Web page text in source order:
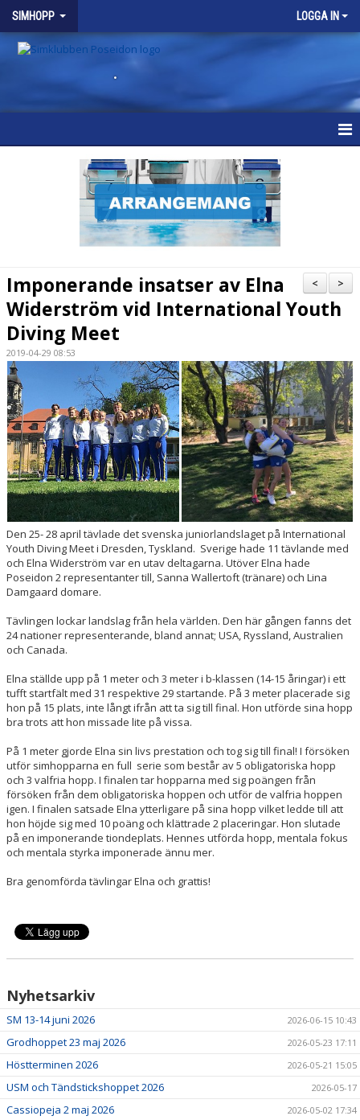
SIMHOPP LOGGA IN
.
VÅRA GRUPPER
KALENDER
BRA ATT VETA
EVENT
RESULTAT
TÄVLINGSREGLER
SIMHOPPSMÄRKEN
DIVING LUND
KONTAKT
>
<
Imponerande insatser av Elna
Widerström vid International Youth
Diving Meet
2019-04-29 08:53
Den 25- 28 april tävlade det svenska juniorlandslaget på International
Youth Diving Meet i Dresden, Tyskland. Sverige hade 11 tävlande med
och Elna Widerström var en utav deltagarna. Utöver Elna hade
Poseidon 2 representanter till, Sanna Wallertoft (tränare) och Lina
Damgaard domare.
Tävlingen lockar landslag från hela världen. Den här gången fanns det
24 nationer representerande, bland annat; USA, Ryssland, Australien
och Canada.
Elna ställde upp på 1 meter och 3 meter i b-klassen (14-15 åringar) i ett
tufft startfält med 31 respektive 29 startande. På 3 meter placerade sig
hon på 15 plats, inte långt ifrån att ta sig till final. Hon utförde sina hopp
bra trots att hon missade lite på vissa.
På 1 meter gjorde Elna sin livs prestation och tog sig till final! I försöken
utför simhopparna en full serie som består av 5 obligatoriska hopp
och 3 valfria hopp. I finalen tar hopparna med sig poängen från
försöken från dem obligatoriska hoppen och utför de valfria hoppen
igen. I finalen satsade Elna ytterligare på sina hopp vilket ledde till att
hon höjde sig med 10 poäng och klättrade 2 placeringar. Hon slutade
på en imponerande tiondeplats. Hennes utförda hopp, mentala fokus
och mentala styrka imponerade ännu mer.
Bra genomförda tävlingar Elna och grattis!
Nyhetsarkiv
SM 13-14 juni 2026 2026-06-15 10:43
Grodhoppet 23 maj 2026 2026-05-23 17:11
Höstterminen 2026 2026-05-21 15:05
USM och Tändstickshoppet 2026 2026-05-17
Cassiopeja 2 maj 2026 2026-05-02 17:34